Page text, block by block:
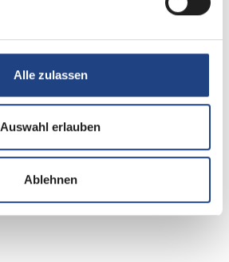
Alle zulassen
Auswahl erlauben
Ablehnen